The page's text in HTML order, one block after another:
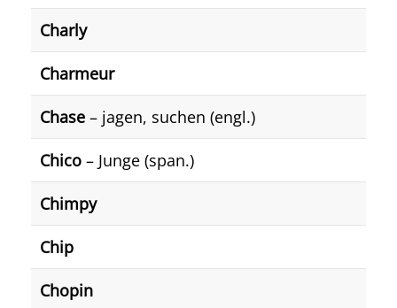
Charly
Charmeur
Chase – jagen, suchen (engl.)
Chico – Junge (span.)
Chimpy
Chip
Chopin